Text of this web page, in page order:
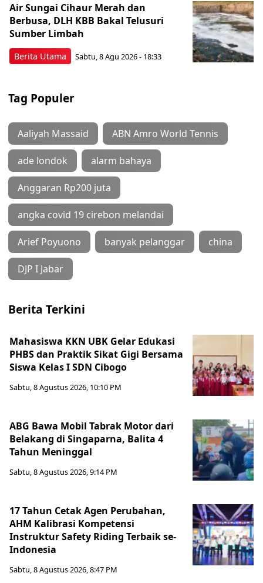
Berita Utama
Air Sungai Cihaur Merah dan
Berbusa, DLH KBB Bakal Telusuri
Sumber Limbah
Sabtu, 8 Agu 2026 - 18:33
Tag Populer
Aaliyah Massaid ABN Amro World Tennis
ade londok alarm bahaya
Anggaran Rp200 juta
angka covid 19 cirebon melandai
Arief Poyuono banyak pelanggar china
DJP I Jabar
Berita Terkini
Mahasiswa KKN UBK Gelar Edukasi
PHBS dan Praktik Sikat Gigi Bersama
Siswa Kelas I SDN Cibogo
Sabtu, 8 Agustus 2026, 10:10 PM
ABG Bawa Mobil Tabrak Motor dari
Belakang di Singaparna, Balita 4
Tahun Meninggal
Sabtu, 8 Agustus 2026, 9:14 PM
17 Tahun Cetak Agen Perubahan,
AHM Kalibrasi Kompetensi
Instruktur Safety Riding Terbaik se-
Indonesia
Sabtu, 8 Agustus 2026, 8:47 PM